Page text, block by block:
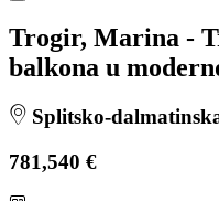
Trogir, Marina -
balkona u
Splitsko-
781,540 €